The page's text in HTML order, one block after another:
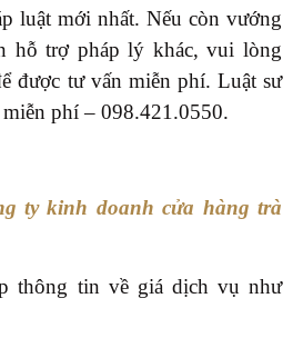
luật mới nhất. Nếu còn vướng
hỗ trợ pháp lý khác, vui lòng
được tư vấn miễn phí. Luật sư
phí – 098.421.0550.
ty kinh doanh cửa hàng trà
thông tin về giá dịch vụ như